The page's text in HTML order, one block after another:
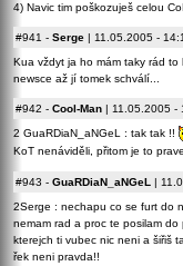
4) Navic tim poškozuješ celou
#941 - Serge | 11.05.2005 -
Kua vždyt ja ho mám taky rád
newsce až jí tomek schválí...
#942 - Cool-Man | 11.05.2005 -
2 GuaRDiaN_aNGeL : tak tak !!
KoT nenáviděli, přitom je to
#943 - GuaRDiaN_aNGeL |
2Serge : nechapu co se furt do
nemam rad a proc te posilam
kterejch ti vubec nic neni a šiřiš
řek neni pravda!!